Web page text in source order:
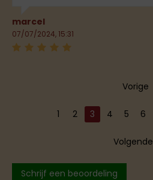
marcel
07/07/2024, 15:31
Vorige
1 2 3 4 5 6
Volgende
Schrijf een beoordeling